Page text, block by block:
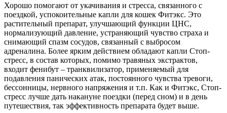
Хорошо помогают от укачивания и стресса, связанного с
поездкой, успокоительные капли для кошек Фитэкс. Это
растительный препарат, улучшающий функции ЦНС,
нормализующий давление, устраняющий чувство страха и
снимающий спазм сосудов, связанный с выбросом
адреналина. Более ярким действием обладают капли Стоп-
стресс, в состав которых, помимо травяных экстрактов,
входит фенибут – транквилизатор, применяемый для
подавления панических атак, постоянного чувства тревоги,
бессонницы, нервного напряжения и т.п. Как и Фитэкс, Стоп-
стресс лучше дать накануне поездки (перед сном) и в день
путешествия, так эффективность препарата будет выше.